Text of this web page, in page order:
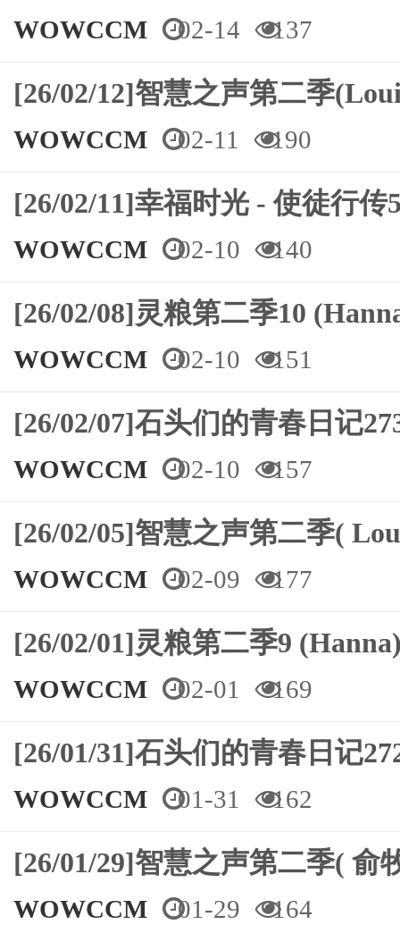
WOWCCM 02-14 137
[26/02/12]智慧之声第二季
WOWCCM 02-11 190
[26/02/11]幸福时光 - 使徒行
WOWCCM 02-10 140
[26/02/08]灵粮第二季10
WOWCCM 02-10 151
[26/02/07]石头们的青春日记
WOWCCM 02-10 157
[26/02/05]智慧之声第二季(
WOWCCM 02-09 177
[26/02/01]灵粮第二季9
WOWCCM 02-01 169
[26/01/31]石头们的青春日记
WOWCCM 01-31 162
[26/01/29]智慧之声第二季(
WOWCCM 01-29 164